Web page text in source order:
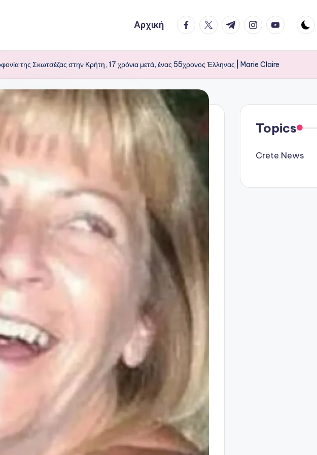
Αρχική facebook.com
twitter.com
t.me instagram.com
youtube.com
της Σκωτσέζας στην Κρήτη, 17 χρόνια μετά, ένας 55χρονος Έλληνας | Marie Claire
Topics
Crete News